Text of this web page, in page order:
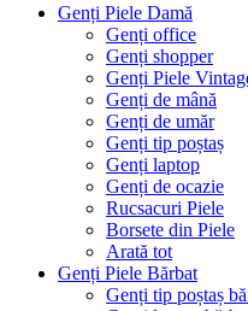
Genți Piele Damă
Genți office
Genți shopper
Genți Piele
Genți de mână
Genți de umăr
Genți tip poștaș
Genți laptop
Genți de ocazie
Rucsacuri Piele
Borsete din Piele
Arată tot
Genți Piele Bărbat
Genți tip poștaș